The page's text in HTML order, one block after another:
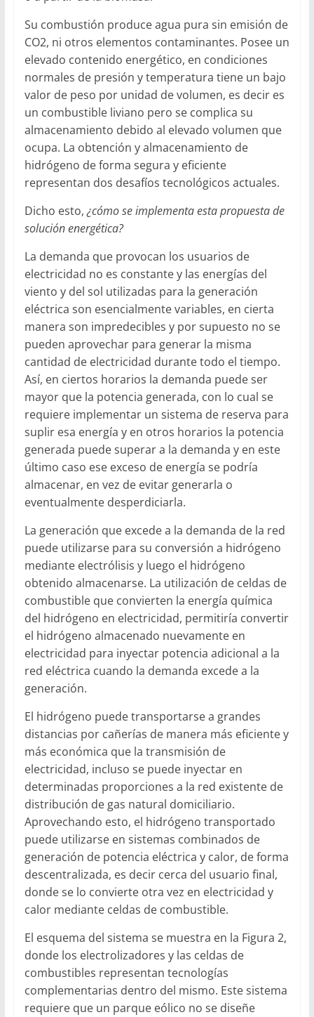
Su combustión produce agua pura sin emisión de
CO2, ni otros elementos contaminantes. Posee un
elevado contenido energético, en condiciones
normales de presión y temperatura tiene un bajo
valor de peso por unidad de volumen, es decir es
un combustible liviano pero se complica su
almacenamiento debido al elevado volumen que
ocupa. La obtención y almacenamiento de
hidrógeno de forma segura y eficiente
representan dos desafíos tecnológicos actuales.
Dicho esto,¿cómo se implementa esta propuesta de
solución energética?
La demanda que provocan los usuarios de
electricidad no es constante y las energías del
viento y del sol utilizadas para la generación
eléctrica son esencialmente variables, en cierta
manera son impredecibles y por supuesto no se
pueden aprovechar para generar la misma
cantidad de electricidad durante todo el tiempo.
Así, en ciertos horarios la demanda puede ser
mayor que la potencia generada, con lo cual se
requiere implementar un sistema de reserva para
suplir esa energía y en otros horarios la potencia
generada puede superar a la demanda y en este
último caso ese exceso de energía se podría
almacenar, en vez de evitar generarla o
eventualmente desperdiciarla.
La generación que excede a la demanda de la red
puede utilizarse para su conversión a hidrógeno
mediante electrólisis y luego el hidrógeno
obtenido almacenarse. La utilización de celdas de
combustible que convierten la energía química
del hidrógeno en electricidad, permitiría convertir
el hidrógeno almacenado nuevamente en
electricidad para inyectar potencia adicional a la
red eléctrica cuando la demanda excede a la
generación.
El hidrógeno puede transportarse a grandes
distancias por cañerías de manera más eficiente y
más económica que la transmisión de
electricidad, incluso se puede inyectar en
determinadas proporciones a la red existente de
distribución de gas natural domiciliario.
Aprovechando esto, el hidrógeno transportado
puede utilizarse en sistemas combinados de
generación de potencia eléctrica y calor, de forma
descentralizada, es decir cerca del usuario final,
donde se lo convierte otra vez en electricidad y
calor mediante celdas de combustible.
El esquema del sistema se muestra en la Figura 2,
donde los electrolizadores y las celdas de
combustibles representan tecnologías
complementarias dentro del mismo. Este sistema
requiere que un parque eólico no se diseñe